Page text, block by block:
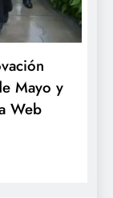
Mayo y
Web